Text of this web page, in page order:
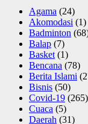
Agama (24)
Akomodasi (1)
Badminton
Balap (7)
Basket (1)
Bencana (78)
Berita Islami
Bisnis (50)
Covid-19 (265)
Cuaca (5)
Daerah (31)